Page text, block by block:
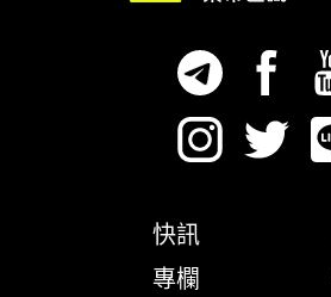
快訊
專欄